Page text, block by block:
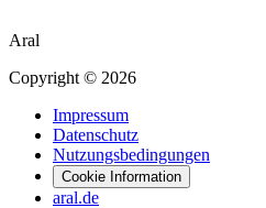
Aral
Copyright © 2026
Impressum
Datenschutz
Nutzungsbedingungen
Cookie Information
aral.de